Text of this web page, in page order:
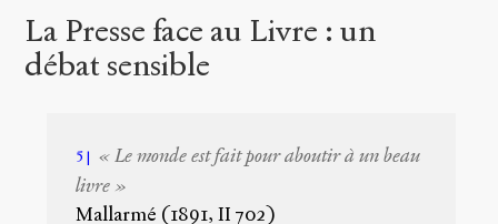
La Presse face au Livre : un
débat sensible
5
« Le monde est fait pour aboutir à un beau
livre »
Mallarmé (1891, II 702)